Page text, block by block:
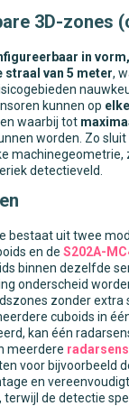
3D-zones
in
straal van 5 meter,
kunnen op
waarbij tot
worden. Zo
machinegeometrie,
detectieveld.
bestaat uit twee
en de S202A-
binnen dezelfde
onderscheid
zonder extra
cuboids in
kan één
meerdere
voor bijvoorbeeld
en
terwijl de detectie